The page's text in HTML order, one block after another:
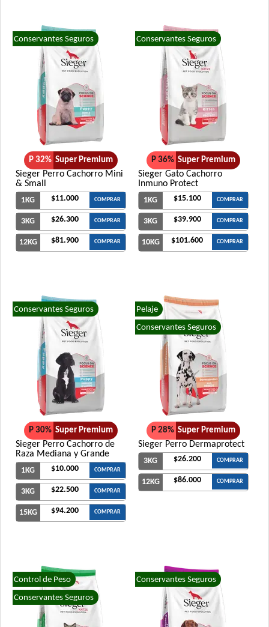
Conservantes Seguros
P 32% Super Premium
Sieger Perro Cachorro Mini
& Small
1KG $11.000 COMPRAR
3KG $26.300 COMPRAR
12KG $81.900 COMPRAR
Conservantes Seguros
P 36% Super Premium
Sieger Gato Cachorro
Inmuno Protect
1KG $15.100 COMPRAR
3KG $39.900 COMPRAR
10KG $101.600 COMPRAR
Conservantes Seguros
P 30% Super Premium
Sieger Perro Cachorro de
Raza Mediana y Grande
1KG $10.000 COMPRAR
3KG $22.500 COMPRAR
15KG $94.200 COMPRAR
Pelaje
Conservantes Seguros
P 28% Super Premium
Sieger Perro Dermaprotect
3KG $26.200 COMPRAR
12KG $86.000 COMPRAR
Control de Peso
Conservantes Seguros
Conservantes Seguros